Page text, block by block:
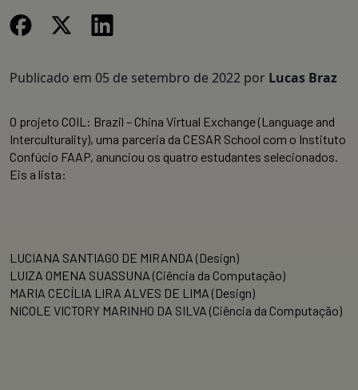
Publicado em 05 de setembro de 2022 por Lucas Braz
O projeto COIL: Brazil – China Virtual Exchange (Language and
Interculturality), uma parceria da CESAR School com o Instituto
Confúcio FAAP, anunciou os quatro estudantes selecionados.
Eis a lista:
LUCIANA SANTIAGO DE MIRANDA (Design)
LUIZA OMENA SUASSUNA (Ciência da Computação)
MARIA CECÍLIA LIRA ALVES DE LIMA (Design)
NICOLE VICTORY MARINHO DA SILVA (Ciência da Computação)